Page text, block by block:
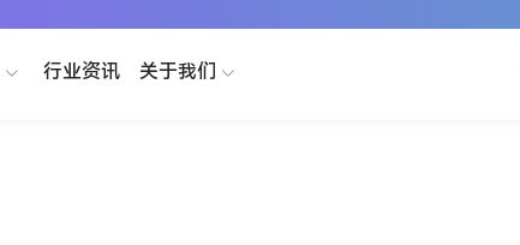
行业资讯 关于我们